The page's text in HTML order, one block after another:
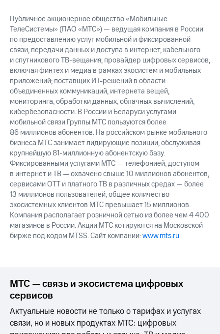
Публичное акционерное общество «Мобильные
ТелеСистемы» (ПАО «МТС») — ведущая компания в России
по предоставлению услуг мобильной и фиксированной
связи, передачи данных и доступа в интернет, кабельного
и спутникового ТВ-вещания; провайдер цифровых сервисов,
включая финтех и медиа в рамках экосистем и мобильных
приложений; поставщик ИТ-решений в области
объединенных коммуникаций, интернета вещей,
мониторинга, обработки данных, облачных вычислений,
кибербезопасности. В России и Беларуси услугами
мобильной связи Группы МТС пользуются более
86 миллионов абонентов. На российском рынке мобильного
бизнеса МТС занимает лидирующие позиции, обслуживая
крупнейшую 81-миллионную абонентскую базу.
Фиксированными услугами МТС — телефонией, доступом
в интернет и ТВ — охвачено свыше 10 миллионов абонентов,
сервисами OTT и платного ТВ в различных средах — более
13 миллионов пользователей, общее количество
экосистемных клиентов МТС превышает 15 миллионов.
Компания располагает розничной сетью из более чем 4 400
магазинов в России. Акции МТС котируются на Московской
бирже под кодом MTSS. Сайт компании:www.mts.ru
МТС — связь и экосистема цифровых
сервисов
Актуальные новости не только о тарифах и услугах
связи, но и новых продуктах МТС: цифровых